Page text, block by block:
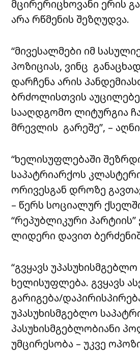
მცირერიცხოვანი ერის
არა რწმენის შეზღუდვა.
“მივესალმები იმ
პოზიციას, ვინც
დარჩენა არის
ბრძოლისთვის
სააღდგომო ლიტურგია
მრევლის გარეშე”, –
“ხელისუფლებაში
საპატრიარქოს
ორივესგან დროზე
– წერს სოციალურ
“რეპუბლიკური
ლიდერი დავით
“გვყავს უპასუხისმგებლო
ხელისუფლება. გვყავს
გარიგება/
უპასუხისმგებლო
პასუხისმგებლობიანი
უმცირესობა – უკვე